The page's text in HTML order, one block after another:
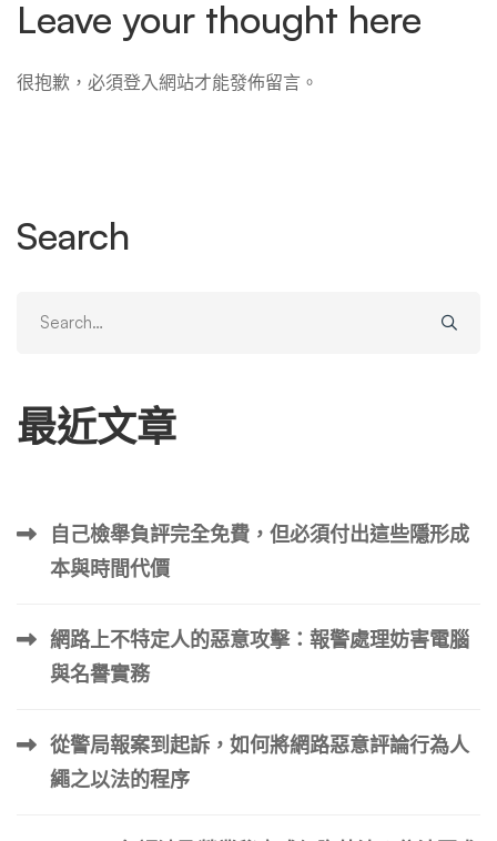
Leave your thought here
很抱歉，必須登入網站才能發佈留言。
Search
for:
最近文章
自己檢舉負評完全免費，但必須付出這些隱形成
本與時間代價
網路上不特定人的惡意攻擊：報警處理妨害電腦
與名譽實務
從警局報案到起訴，如何將網路惡意評論行為人
繩之以法的程序